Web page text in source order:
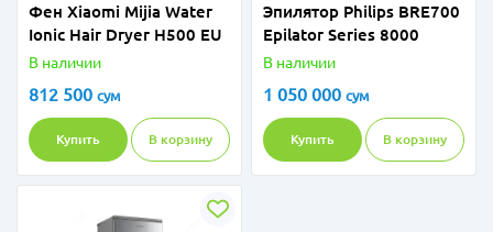
Фен Xiaomi Mijia Water
Ionic Hair Dryer H500 EU
В наличии
812 500 сум
Купить В корзину
Эпилятор Philips BRE700
Epilator Series 8000
В наличии
1 050 000 сум
Купить В корзину